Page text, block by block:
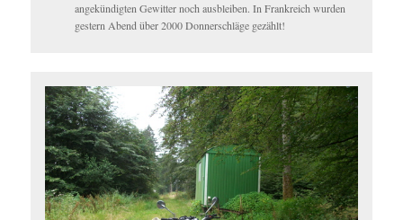
angekündigten Gewitter noch ausbleiben. In Frankreich wurden
gestern Abend über 2000 Donnerschläge gezählt!